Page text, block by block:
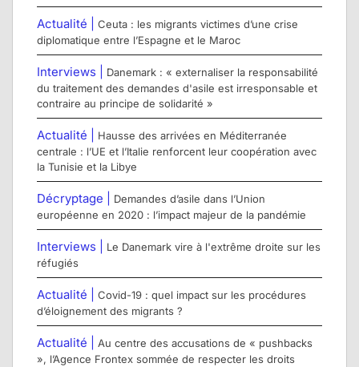
Actualité | Ceuta : les migrants victimes d’une crise
diplomatique entre l’Espagne et le Maroc
Interviews |
Danemark : « externaliser la responsabilité
du traitement des demandes d'asile est irresponsable et
contraire au principe de solidarité »
Actualité |
Hausse des arrivées en Méditerranée
centrale : l’UE et l’Italie renforcent leur coopération avec
la Tunisie et la Libye
Décryptage |
Demandes d’asile dans l’Union
européenne en 2020 : l’impact majeur de la pandémie
Interviews |
Le Danemark vire à l'extrême droite sur les
réfugiés
Actualité | Covid-19 : quel impact sur les procédures
d’éloignement des migrants ?
Actualité | Au centre des accusations de « pushbacks
», l’Agence Frontex sommée de respecter les droits